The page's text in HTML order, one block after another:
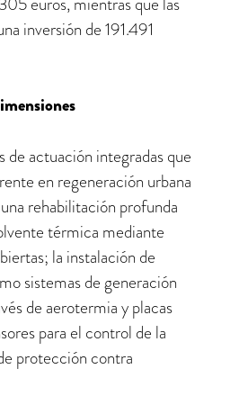
inversión de 191.491
de actuación integradas que
en regeneración urbana
rehabilitación profunda
térmica mediante
la instalación de
sistemas de generación
de aerotermia y placas
para el control de la
protección contra